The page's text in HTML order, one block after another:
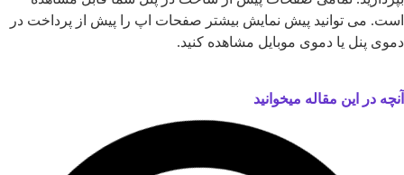
توانید پیش نمایش بیشتر صفحات اپ را پیش از پرداخت در
پنل یا دموی موبایل مشاهده کنید.
این مقاله میخوانید